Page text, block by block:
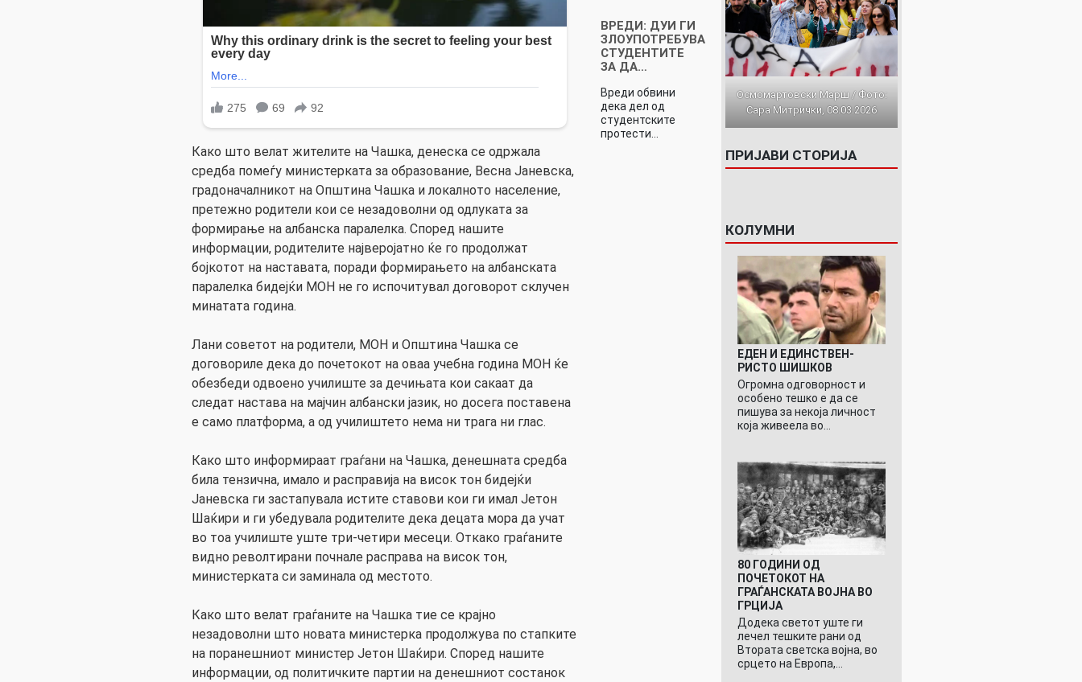
Како што велат жителите на Чашка, денеска се одржала
средба помеѓу министерката за образование, Весна Јаневска,
градоначалникот на Општина Чашка и локалното население,
претежно родители кои се незадоволни од одлуката за
формирање на албанска паралелка. Според нашите
информации, родителите најверојатно ќе го продолжат
бојкотот на наставата, поради формирањето на албанската
паралелка бидејќи МОН не го испочитувал договорот склучен
минатата година.
Лани советот на родители, МОН и Општина Чашка се
договориле дека до почетокот на оваа учебна година МОН ќе
обезбеди одвоено училиште за дечињата кои сакаат да
следат настава на мајчин албански јазик, но досега поставена
е само платформа, а од училиштето нема ни трага ни глас.
Како што информираат граѓани на Чашка, денешната средба
била тензична, имало и расправија на висок тон бидејќи
Јаневска ги застапувала истите ставови кои ги имал Јетон
Шаќири и ги убедувала родителите дека децата мора да учат
во тоа училиште уште три-четири месеци. Откако граѓаните
видно револтирани почнале расправа на висок тон,
министерката си заминала од местото.
Како што велат граѓаните на Чашка тие се крајно
незадоволни што новата министерка продолжува по стапките
на поранешниот министер Јетон Шаќири. Според нашите
информации, од политичките партии на денешниот состанок
ВРЕДИ: ДУИ ГИ
ЗЛОУПОТРЕБУВА
СТУДЕНТИТЕ
ЗА ДА…
Вреди обвини
дека дел од
студентските
протести…
Осмомартовски Марш / Фото:
Сара Митрички, 08.03.2026
ПРИЈАВИ СТОРИЈА
КОЛУМНИ
ЕДЕН И ЕДИНСТВЕН-
РИСТО ШИШКОВ
Огромна одговорност и
особено тешко е да се
пишува за некоја личност
која живеела во…
80 ГОДИНИ ОД
ПОЧЕТОКОТ НА
ГРАЃАНСКАТА ВОЈНА ВО
ГРЦИЈА
Додека светот уште ги
лечел тешките рани од
Втората светска војна, во
срцето на Европа,…